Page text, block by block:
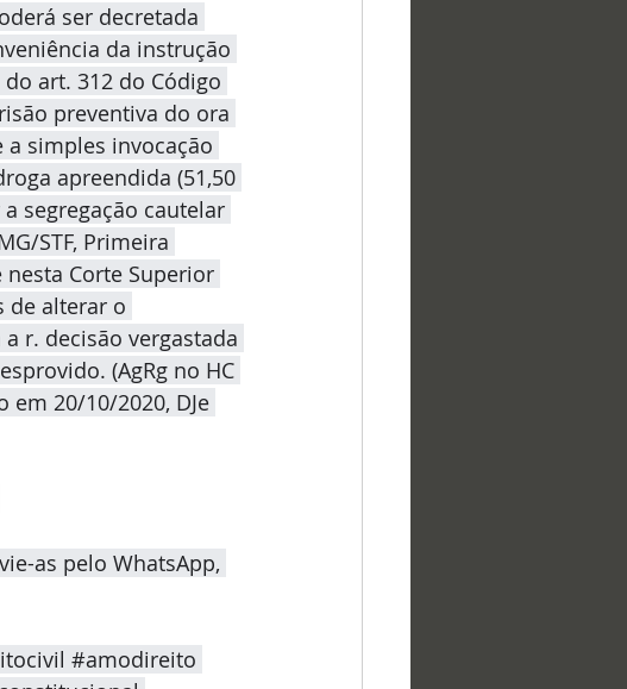
ser decretada
da instrução
art. 312 do Código
preventiva do ora
a simples invocação
apreendida (51,50
segregação cautelar
STF, Primeira
nesta Corte Superior
de alterar o
r. decisão vergastada
(AgRg no HC
em 20/10/2020, DJe
as pelo WhatsApp,
#amodireito